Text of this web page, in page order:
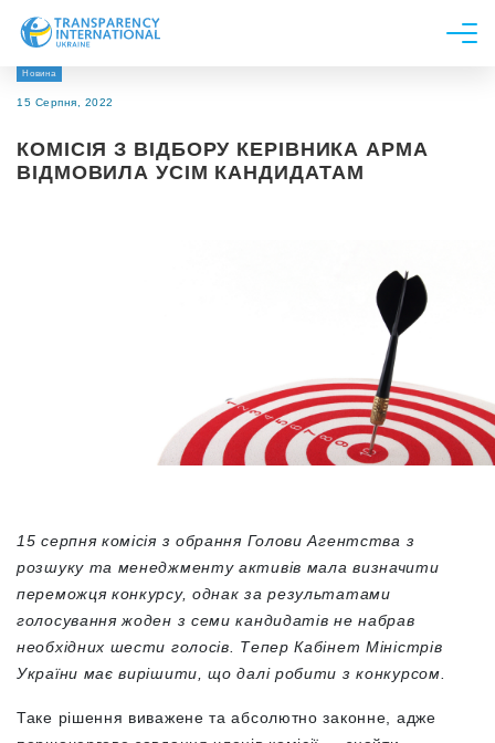
Про нас
Дослідження
Новина
15 Серпня, 2022
КОМІСІЯ З ВІДБОРУ КЕРІВНИКА АРМА
ВІДМОВИЛА УСІМ КАНДИДАТАМ
15 серпня комісія з обрання Голови Агентства з
розшуку та менеджменту активів мала визначити
переможця конкурсу, однак за результатами
голосування жоден з семи кандидатів не набрав
необхідних шести голосів. Тепер Кабінет Міністрів
України має вирішити, що далі робити з конкурсом.
Таке рішення виважене та абсолютно законне, адже